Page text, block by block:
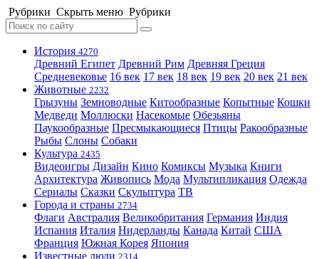
Рубрики Скрыть меню Рубрики
История 4270
Древний Египет Древний Рим Древняя Греция
Средневековье 16 век 17 век 18 век 19 век 20 век 21 век
Животные 2232
Грызуны Земноводные Китообразные Копытные Кошки
Медведи Моллюски Насекомые Обезьяны
Паукообразные Пресмыкающиеся Птицы Ракообразные
Рыбы Слоны Собаки
Культура 2435
Видеоигры Дизайн Кино Комиксы Музыка Книги
Архитектура Живопись Мода Мультипликация Одежда
Сериалы Сказки Скульптура ТВ
Города и страны 2734
Флаги Австралия Великобритания Германия Индия
Испания Италия Нидерланды Канада Китай США
Франция Южная Корея Япония
Известные люди 2314